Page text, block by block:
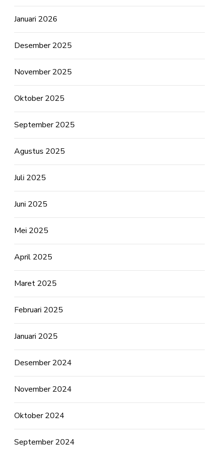
Januari 2026
Desember 2025
November 2025
Oktober 2025
September 2025
Agustus 2025
Juli 2025
Juni 2025
Mei 2025
April 2025
Maret 2025
Februari 2025
Januari 2025
Desember 2024
November 2024
Oktober 2024
September 2024